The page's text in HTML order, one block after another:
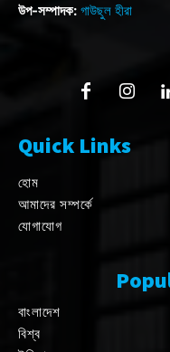
উপ-সম্পাদক: গাউছুল হীরা
Quick Links
হোম
আমাদের সম্পর্কে
যোগাযোগ
বাংলাদেশ
বিশ্ব